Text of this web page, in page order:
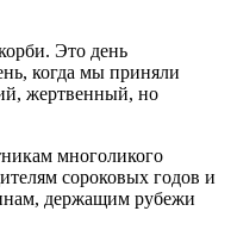
Это день
когда мы приняли
жертвенный, но
многоликого
сороковых годов и
держащим рубежи